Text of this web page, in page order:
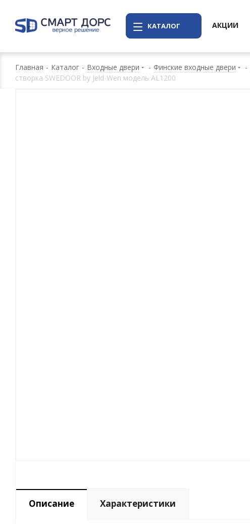
КАТАЛОГ АКЦИИ
Главная - Каталог - Входные двери - Финские входные двери -
створка SWEDOOR by Jeld-Wen модель AL1200
Описание Характеристики